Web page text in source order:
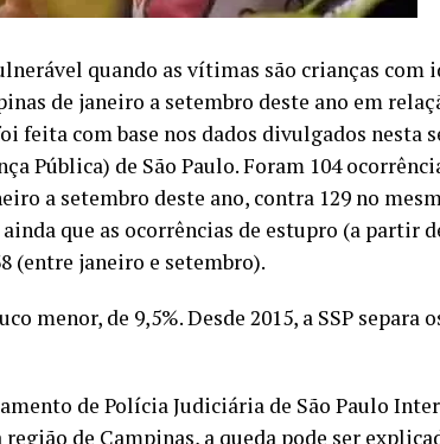
quando as vítimas são crianças com
de janeiro a setembro deste ano em
feita com base nos dados divulgados nesta
Pública) de São Paulo. Foram 104
a setembro deste ano, contra 129 no
que as ocorrências de estupro (a partir
(entre janeiro e setembro).
menor, de 9,5%. Desde 2015, a SSP separa
de Polícia Judiciária de São Paulo
de Campinas, a queda pode ser